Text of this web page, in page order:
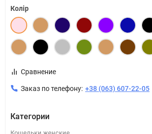
Колір
Сравнение
Заказ по телефону: +38 (063) 607-22-05
Категории